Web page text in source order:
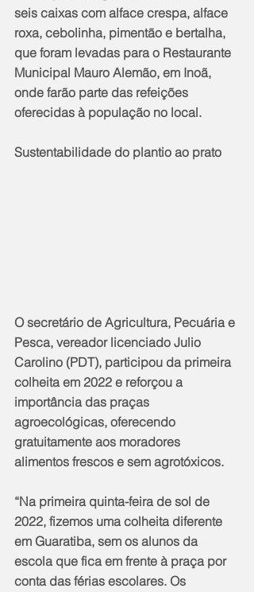
seis caixas com alface crespa, alface
roxa, cebolinha, pimentão e bertalha,
que foram levadas para o Restaurante
Municipal Mauro Alemão, em Inoã,
onde farão parte das refeições
oferecidas à população no local.
Sustentabilidade do plantio ao prato
O secretário de Agricultura, Pecuária e
Pesca, vereador licenciado Julio
Carolino (PDT), participou da primeira
colheita em 2022 e reforçou a
importância das praças
agroecológicas, oferecendo
gratuitamente aos moradores
alimentos frescos e sem agrotóxicos.
“Na primeira quinta-feira de sol de
2022, fizemos uma colheita diferente
em Guaratiba, sem os alunos da
escola que fica em frente à praça por
conta das férias escolares. Os